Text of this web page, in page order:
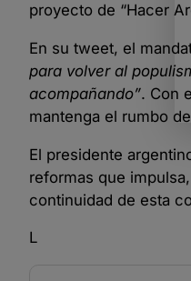
proyecto de “Hacer
En su tweet, el
para volver al
acompañando”. Con
mantenga el rumbo de
El presidente
reformas que
continuidad de esta
L